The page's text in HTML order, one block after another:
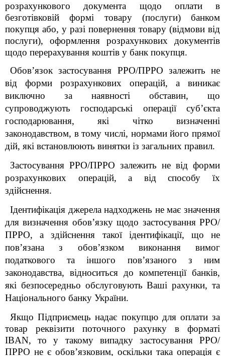
розрахункового документа щодо оплати в
безготівковій формі товару (послуги) банком
покупця або, у разі повернення товару (відмови від
послуги), оформлення розрахункових документів
щодо перерахування коштів у банк покупця.
Обов’язок застосування РРО/ПРРО залежить не
від форми розрахункових операцій, а виникає
виключно за наявності обставин, що
супроводжують господарські операції суб’єкта
господарювання, які чітко визначенні
законодавством, в тому числі, нормами його прямої
дій, які встановлюють винятки із загальних правил.
Застосування РРО/ПРРО залежить не від форми
розрахункових операцій, а від способу їх
здійснення.
Ідентифікація джерела надходжень не має значення
для визначення обов’язку щодо застосування РРО/
ПРРО, а здійснення такої ідентифікації, що не
пов’язана з обов’язком виконання вимог
податкового та іншого пов’язаного з ним
законодавства, відноситься до компетенції банків,
які безпосередньо обслуговують Ваші рахунки, та
Національного банку України.
Якщо Підприємець надає покупцю для оплати за
товар реквізити поточного рахунку в форматі
IBAN, то у такому випадку застосування РРО/
ПРРО не є обов’язковим, оскільки така операція є